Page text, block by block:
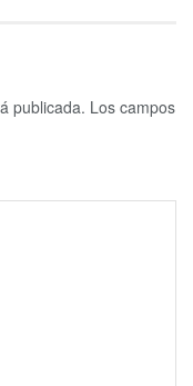
publicada. Los campos